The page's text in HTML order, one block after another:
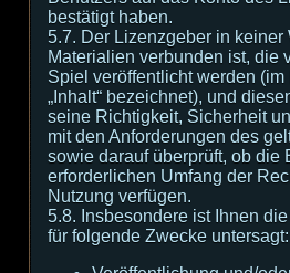
bestätigt haben.
5.7. Der Lizenzgeber in keiner
Materialien verbunden ist, die
Spiel veröffentlicht werden
„Inhalt“ bezeichnet), und
seine Richtigkeit, Sicherheit
mit den Anforderungen des
sowie darauf überprüft, ob die
erforderlichen Umfang der
Nutzung verfügen.
5.8. Insbesondere ist Ihnen
für folgende Zwecke untersagt: